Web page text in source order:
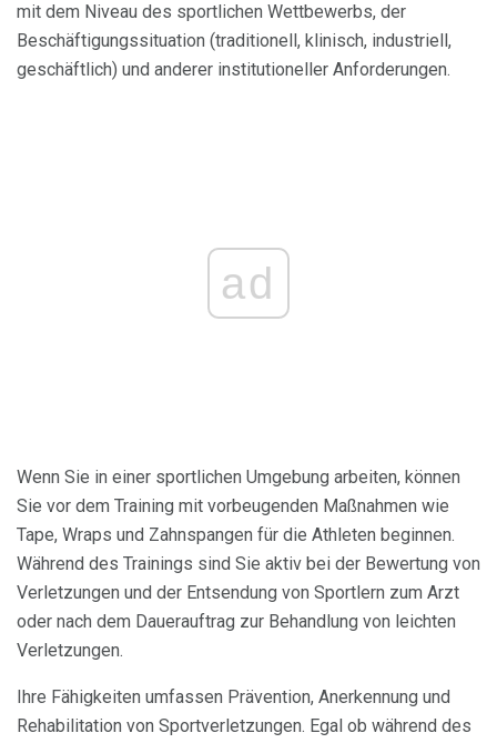
mit dem Niveau des sportlichen Wettbewerbs, der
Beschäftigungssituation (traditionell, klinisch, industriell,
geschäftlich) und anderer institutioneller Anforderungen.
ad
Wenn Sie in einer sportlichen Umgebung arbeiten, können
Sie vor dem Training mit vorbeugenden Maßnahmen wie
Tape, Wraps und Zahnspangen für die Athleten beginnen.
Während des Trainings sind Sie aktiv bei der Bewertung von
Verletzungen und der Entsendung von Sportlern zum Arzt
oder nach dem Dauerauftrag zur Behandlung von leichten
Verletzungen.
Ihre Fähigkeiten umfassen Prävention, Anerkennung und
Rehabilitation von Sportverletzungen. Egal ob während des